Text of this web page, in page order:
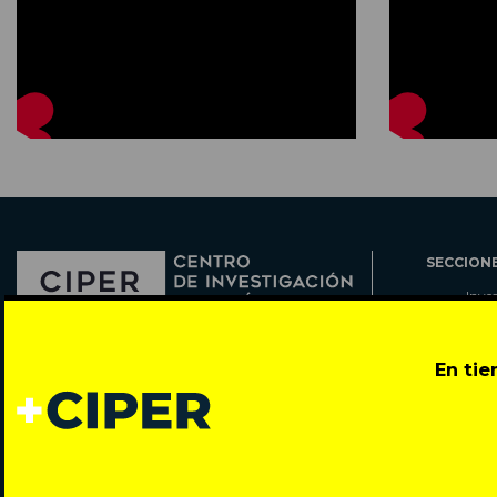
En
Todos los derechos reservados © 2007-2026